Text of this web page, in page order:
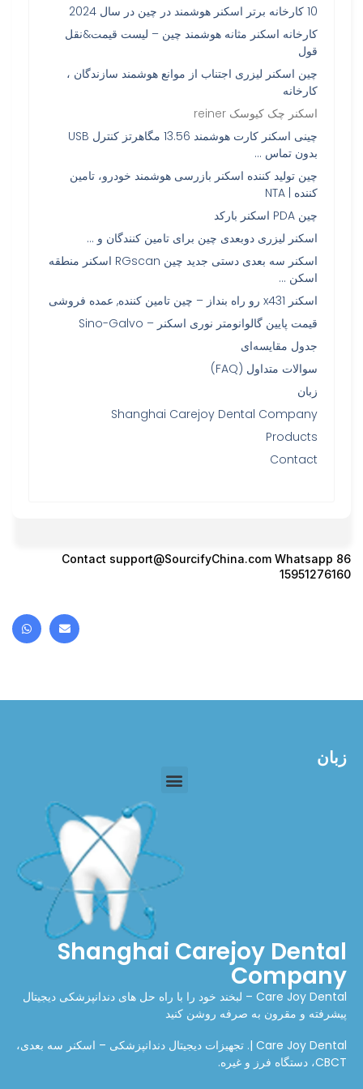
10 کارخانه برتر اسکنر هوشمند در چین در سال 2024
کارخانه اسکنر مثانه هوشمند چین – لیست قیمت&نقل
قول
چین اسکنر لیزری اجتناب از موانع هوشمند سازندگان ،
کارخانه
اسکنر چک کیوسک reiner
چینی اسکنر کارت هوشمند 13.56 مگاهرتز کنترل USB
بدون تماس …
چین تولید کننده اسکنر بازرسی هوشمند خودرو، تامین
کننده | NTA
چین PDA اسکنر بارکد
اسکنر لیزری دوبعدی چین برای تامین کنندگان و …
اسکنر سه بعدی دستی جدید چین RGscan اسکنر منطقه
اسکن …
اسکنر x431 رو راه بنداز – چین تامین کننده, عمده فروشی
قیمت پایین گالوانومتر نوری اسکنر – Sino-Galvo
جدول مقایسه‌ای
سوالات متداول (FAQ)
زبان
Shanghai Carejoy Dental Company
Products
Contact
Contact support@SourcifyChina.com Whatsapp 86
15951276160
زبان
Shanghai Carejoy Dental
Company
Care Joy Dental – لبخند خود را با راه حل های دندانپزشکی دیجیتال
پیشرفته و مقرون به صرفه روشن کنید
Care Joy Dental |. تجهیزات دیجیتال دندانپزشکی – اسکنر سه بعدی،
CBCT، دستگاه فرز و غیره.